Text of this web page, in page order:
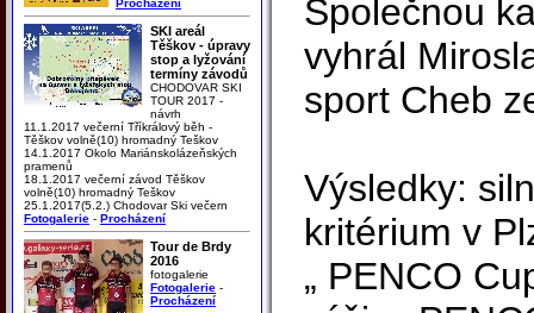
Procházení
SKI areál
Těškov - úpravy
stop a lyžování
termíny závodů
CHODOVAR SKI
TOUR 2017 -
návrh
11.1.2017 večerní Tříkrálový běh -
Těškov volně(10) hromadný Teškov
14.1.2017 Okolo Mariánskolázeňských
pramenů
18.1.2017 večerní závod Těškov
volně(10) hromadný Teškov
25.1.2017(5.2.) Chodovar Ski večern
Fotogalerie - Procházení
Tour de Brdy
2016
fotogalerie
Fotogalerie -
Procházení
Společnou
vyhrál
sport Cheb
Výsledky:
kritérium v
„ PENCO